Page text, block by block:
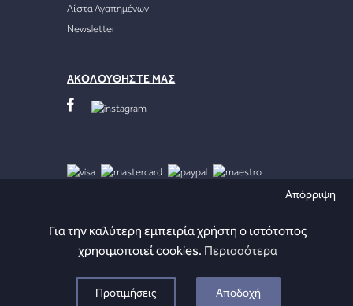
Λίστα Αγαπημένων
Newsletter
ΑΚΟΛΟΥΘΗΣΤΕ ΜΑΣ
Developed by
Copyright © 2026
Για την καλύτερη εμπειρία χρήστη ο ιστότοπος
χρησιμοποιεί cookies.Περισσότερα
Προτιμήσεις
Απόρριψη
Αποδοχή